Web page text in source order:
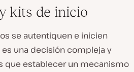
kits de inicio
se autentiquen e inicien
una decisión compleja y
que establecer un mecanismo